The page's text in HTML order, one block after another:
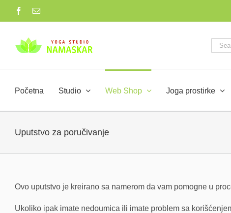
Facebook
Email
for:
Početna Studio Web Shop Joga prostirke
Uputstvo za poručivanje
Ovo uputstvo je kreirano sa namerom da vam pomogne u
Ukoliko ipak imate nedoumica ili imate problem sa